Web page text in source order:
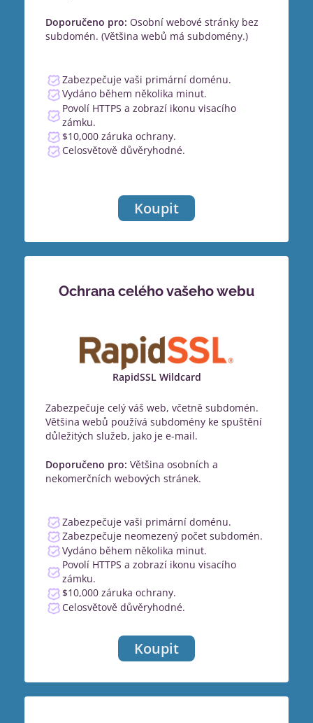
Doporučeno pro: Osobní webové stránky bez
subdomén. (Většina webů má subdomény.)
Zabezpečuje vaši primární doménu.
Vydáno během několika minut.
Povolí HTTPS a zobrazí ikonu visacího
zámku.
$10,000 záruka ochrany.
Celosvětově důvěryhodné.
Koupit
Ochrana celého vašeho webu
RapidSSL Wildcard
Zabezpečuje celý váš web, včetně subdomén.
Většina webů používá subdomény ke spuštění
důležitých služeb, jako je e-mail.
Doporučeno pro: Většina osobních a
nekomerčních webových stránek.
Zabezpečuje vaši primární doménu.
Zabezpečuje neomezený počet subdomén.
Vydáno během několika minut.
Povolí HTTPS a zobrazí ikonu visacího
zámku.
$10,000 záruka ochrany.
Celosvětově důvěryhodné.
Koupit